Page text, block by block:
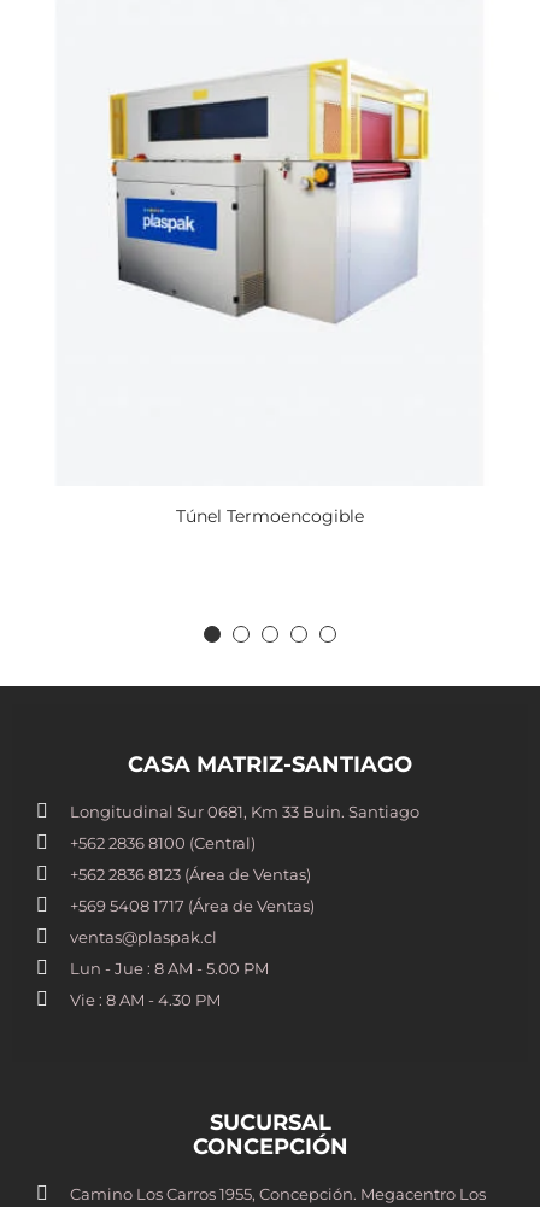
Túnel Termoencogible
CASA MATRIZ-SANTIAGO
Longitudinal Sur 0681, Km 33 Buin. Santiago
+562 2836 8100​ (Central)
+562 2836 8123 (Área de Ventas)
+569 5408 1717 (Área de Ventas)
ventas@plaspak.cl
Lun - Jue : 8 AM - 5.00 PM
Vie : 8 AM - 4.30 PM
SUCURSAL
CONCEPCIÓN
Camino Los Carros 1955, Concepción. Megacentro Los